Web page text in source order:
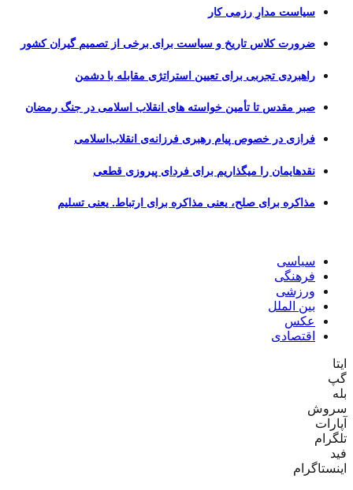
سیاست مدارِ رزمی کار
ضرورت کلاس تاریخ و سیاست برای برخی از تصمیم گیران کشور
راهبردی تجربی برای تعیین استراتژی مقابله با دشمن
صبر مقدس تا تأمین خواسته های انقلاب اسلامی در جنگ رمضان
فرازی در خصوص پیام رهبری فرزانه‌ی انقلاب‌اسلامی
نقدهایمان را میگذاریم برای فردای پیروزی قطعی
مذاکره برای صلح، یعنی مذاکره برای ارتباط. یعنی تسلیم
سیاسی
فرهنگی
ورزشی
بین الملل
عکس
اقتصادی
ایتا
گپ
بله
سروش
آپارات
تلگرام
فید
اینستاگرام